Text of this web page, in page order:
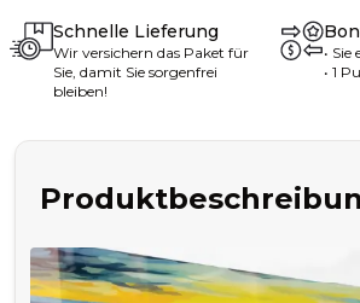
Schnelle Lieferung
Wir versichern das Paket für
Sie, damit Sie sorgenfrei
bleiben!
• Sie
• 1